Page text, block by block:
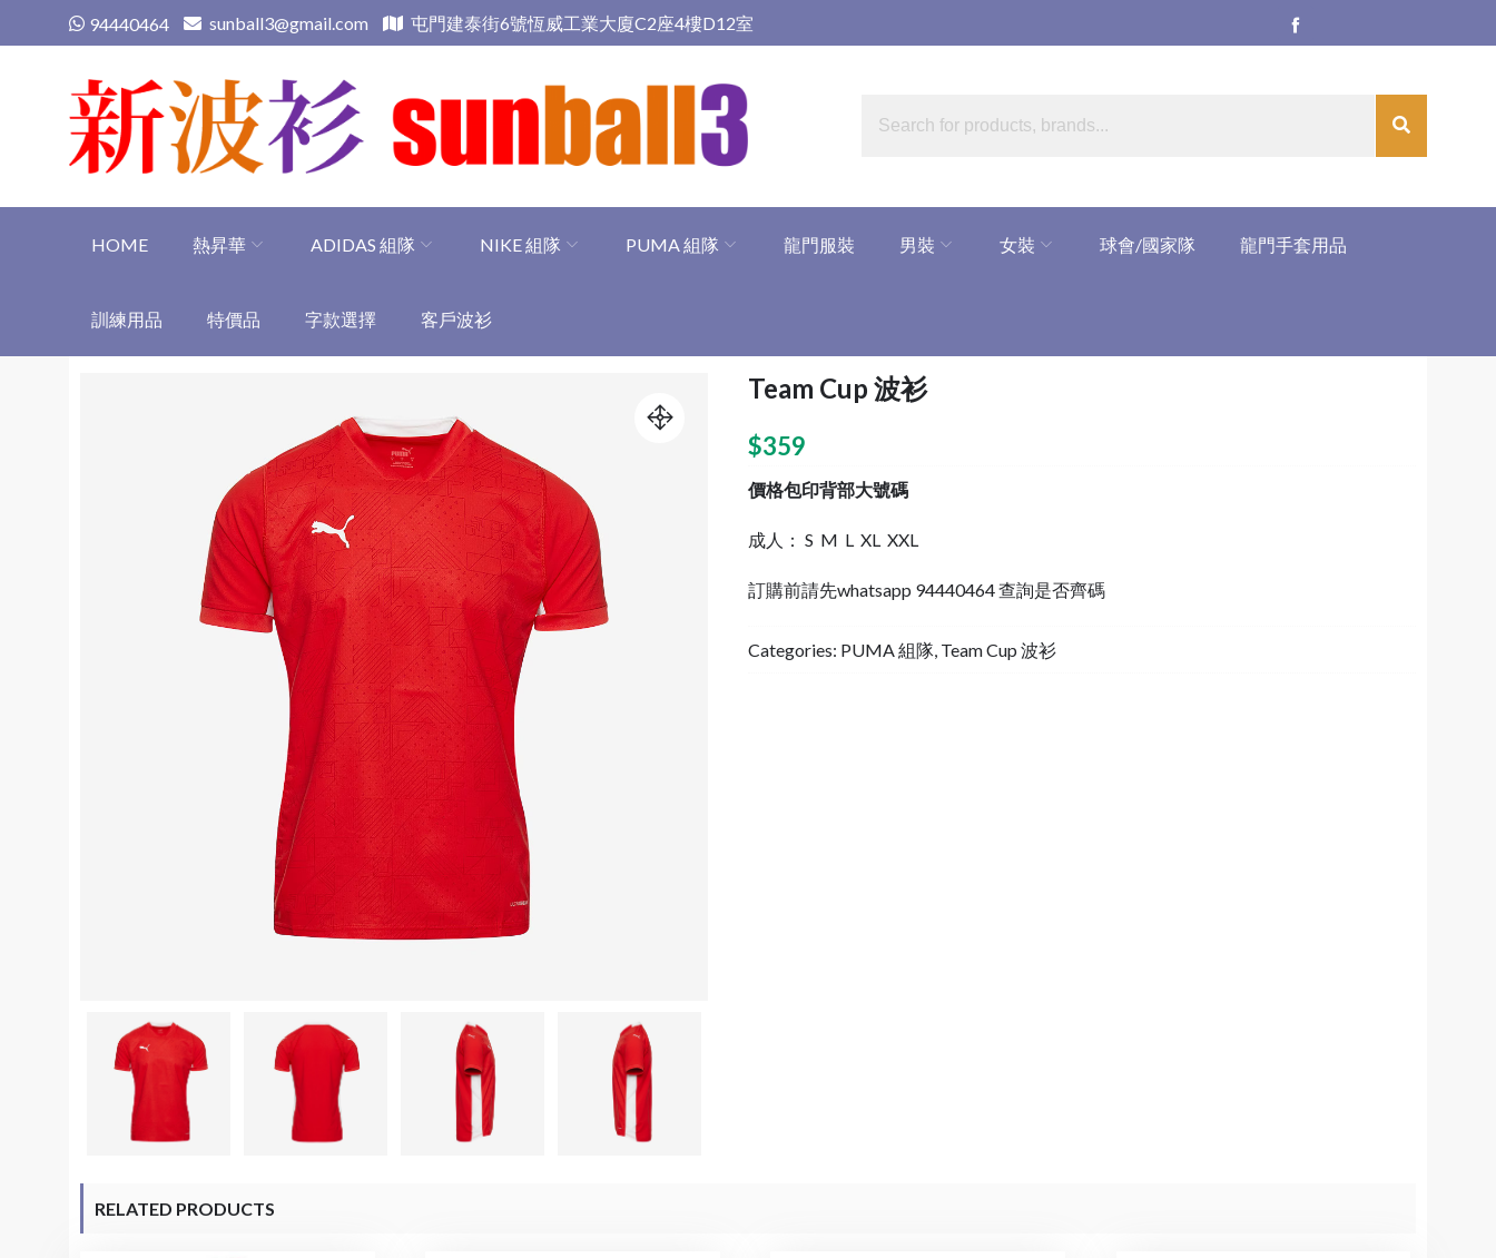
to
94440464 sunball3@gmail.com 屯門建泰街6號恆威工業大廈C2座4樓D12室
HOME 熱昇華 ADIDAS 組隊 NIKE 組隊 PUMA 組隊 龍門服裝 男裝 女裝 球會/國家隊 龍門手套用品
訓練用品 特價品 字款選擇 客戶波衫
Team Cup 波衫
$359
價格包印背部大號碼
成人： S M L XL XXL
訂購前請先whatsapp 94440464 查詢是否齊碼
Categories: PUMA 組隊 Team Cup 波衫
RELATED PRODUCTS